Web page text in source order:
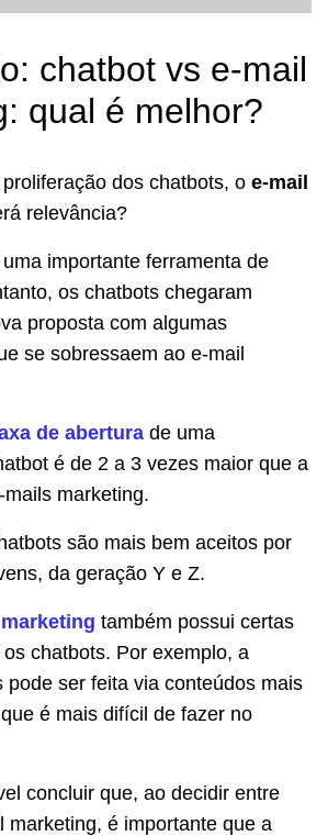
chatbot vs e-mail
qual é melhor?
dos chatbots, o e-mail
relevância?
importante ferramenta de
os chatbots chegaram
proposta com algumas
se sobressaem ao e-mail
de abertura de uma
é de 2 a 3 vezes maior que a
marketing.
são mais bem aceitos por
da geração Y e Z.
também possui certas
chatbots. Por exemplo, a
pode ser feita via conteúdos mais
é mais difícil de fazer no
concluir que, ao decidir entre
marketing, é importante que a